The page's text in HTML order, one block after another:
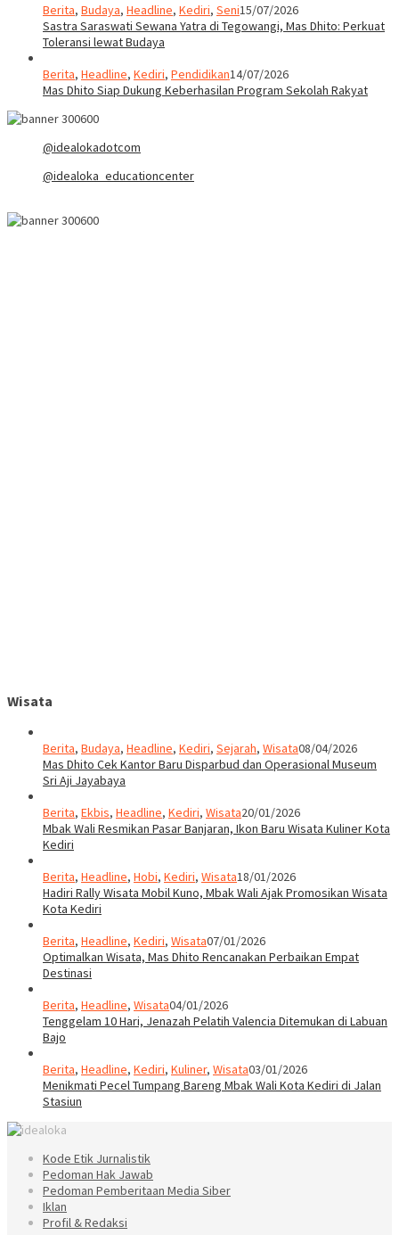
Berita, Budaya, Headline, Kediri, Seni15/07/2026
Sastra Saraswati Sewana Yatra di Tegowangi, Mas Dhito: Perkuat
Toleransi lewat Budaya
Berita, Headline, Kediri, Pendidikan14/07/2026
Mas Dhito Siap Dukung Keberhasilan Program Sekolah Rakyat
@idealokadotcom
@idealoka_educationcenter
Wisata
Berita, Budaya, Headline, Kediri, Sejarah, Wisata08/04/2026
Mas Dhito Cek Kantor Baru Disparbud dan Operasional Museum
Sri Aji Jayabaya
Berita, Ekbis, Headline, Kediri, Wisata20/01/2026
Mbak Wali Resmikan Pasar Banjaran, Ikon Baru Wisata Kuliner Kota
Kediri
Berita, Headline, Hobi, Kediri, Wisata18/01/2026
Hadiri Rally Wisata Mobil Kuno, Mbak Wali Ajak Promosikan Wisata
Kota Kediri
Berita, Headline, Kediri, Wisata07/01/2026
Optimalkan Wisata, Mas Dhito Rencanakan Perbaikan Empat
Destinasi
Berita, Headline, Wisata04/01/2026
Tenggelam 10 Hari, Jenazah Pelatih Valencia Ditemukan di Labuan
Bajo
Berita, Headline, Kediri, Kuliner, Wisata03/01/2026
Menikmati Pecel Tumpang Bareng Mbak Wali Kota Kediri di Jalan
Stasiun
Kode Etik Jurnalistik
Pedoman Hak Jawab
Pedoman Pemberitaan Media Siber
Iklan
Profil & Redaksi